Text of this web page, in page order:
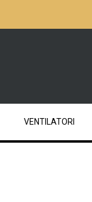
VENTILATORI